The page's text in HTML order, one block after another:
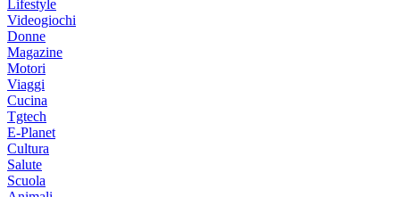
Lifestyle
Videogiochi
Donne
Magazine
Motori
Viaggi
Cucina
Tgtech
E-Planet
Cultura
Salute
Scuola